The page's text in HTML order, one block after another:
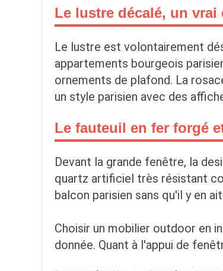
Le lustre décalé, un
Le lustre est volontairement
appartements bourgeois
ornements de plafond. La
un style parisien avec des
Le fauteuil en fer forgé
Devant la grande fenêtre, la
quartz artificiel très résistant
balcon parisien sans qu'il y en ait
Choisir un mobilier outdoor en
donnée. Quant à l'appui de